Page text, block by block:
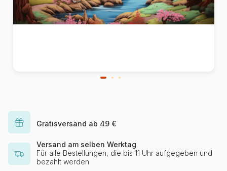
Gratisversand ab 49 €
Versand am selben Werktag
Für alle Bestellungen, die bis 11 Uhr aufgegeben und
bezahlt werden